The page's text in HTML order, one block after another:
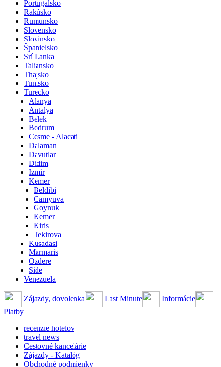
Portugalsko
Rakúsko
Rumunsko
Slovensko
Slovinsko
Španielsko
Srí Lanka
Taliansko
Thajsko
Tunisko
Turecko
Alanya
Antalya
Belek
Bodrum
Cesme - Alacati
Dalaman
Davutlar
Didim
Izmir
Kemer
Beldibi
Camyuva
Goynuk
Kemer
Kiris
Tekirova
Kusadasi
Marmaris
Ozdere
Side
Venezuela
Zájazdy, dovolenka Last Minute
Informácie
Platby
recenzie hotelov
travel news
Cestovné kancelárie
Zájazdy - Katalóg
Obchodné podmienky